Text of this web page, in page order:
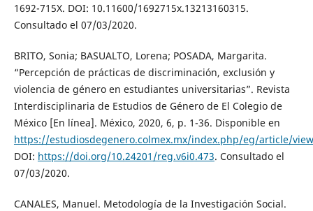
1692-715X. DOI: 10.11600/1692715x.13213160315.
Consultado el 07/03/2020.
BRITO, Sonia; BASUALTO, Lorena; POSADA, Margarita.
“Percepción de prácticas de discriminación, exclusión y
violencia de género en estudiantes universitarias”. Revista
Interdisciplinaria de Estudios de Género de El Colegio de
México [En línea]. México, 2020, 6, p. 1-36. Disponible en
https://estudiosdegenero.colmex.mx/index.php/eg/article/
DOI: https://doi.org/10.24201/reg.v6i0.473. Consultado el
07/03/2020.
CANALES, Manuel. Metodología de la Investigación Social.